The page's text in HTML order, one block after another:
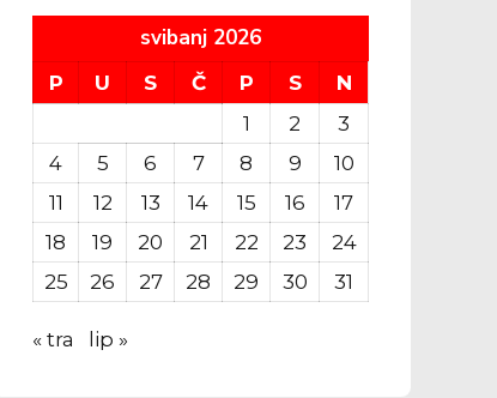
svibanj 2026
P U S Č P S
N
1
2
3
4
5 6 7 8 9
10
11
12 13 14 15 16
17
18
19 20 21 22 23
24
25
26 27 28 29 30 31
« tra lip »